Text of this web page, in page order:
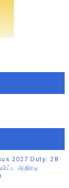
2027 Duty: 28
அதிரடி